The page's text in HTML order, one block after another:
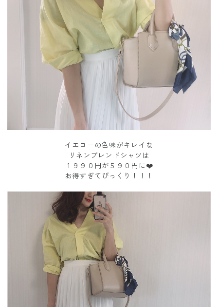
イエローの色味がキレイな
リネンブレンドシャツは
１９９０円が５９０円に❤️
お得すぎてびっくり！！！